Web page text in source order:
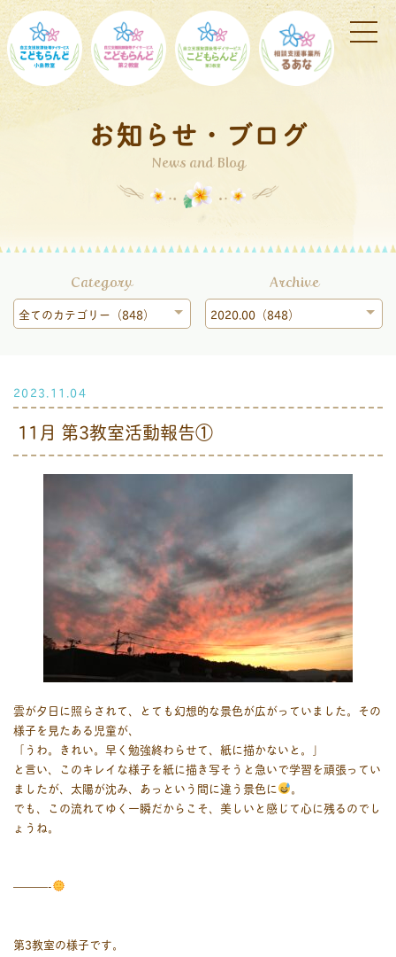
お知らせ・ブログ
News and Blog
Category
全てのカテゴリー（848）
Archive
2020.00（848）
2023.11.04
11月 第3教室活動報告①
雲が夕日に照らされて、とても幻想的な景色が広がっていました。その
様子を見たある児童が、
「うわ。きれい。早く勉強終わらせて、紙に描かないと。」
と言い、このキレイな様子を紙に描き写そうと急いで学習を頑張ってい
ましたが、太陽が沈み、あっという間に違う景色に
。
でも、この流れてゆく一瞬だからこそ、美しいと感じて心に残るのでし
ょうね。
———-
第3教室の様子です。